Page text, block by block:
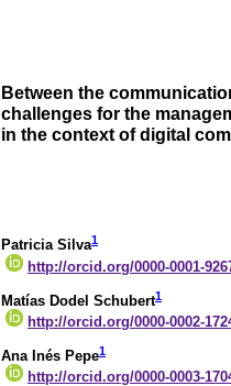
Between the
challenges for the
in the context of digital
Patricia Silva1
http://orcid.org/0000-0001-
Matías Dodel Schubert1
http://orcid.org/0000-0002-
Ana Inés Pepe1
http://orcid.org/0000-0003-